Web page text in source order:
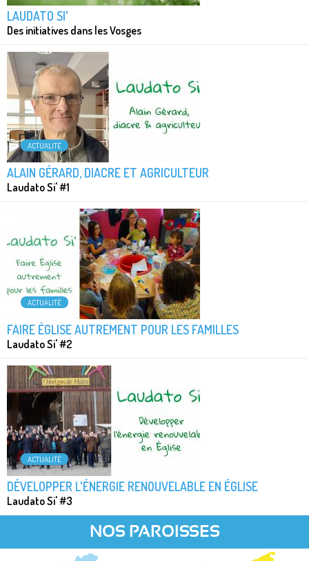
LAUDATO SI'
Des initiatives dans les Vosges
ACTUALITÉ
ALAIN GÉRARD, DIACRE ET AGRICULTEUR
Laudato Si' #1
ACTUALITÉ
FAIRE ÉGLISE AUTREMENT POUR LES FAMILLES
Laudato Si' #2
ACTUALITÉ
DÉVELOPPER L'ÉNERGIE RENOUVELABLE EN ÉGLISE
Laudato Si' #3
NOS PAROISSES